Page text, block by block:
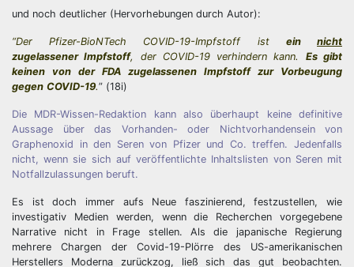
und noch deutlicher (Hervorhebungen durch Autor):
“Der Pfizer-BioNTech COVID-19-Impfstoff ist einnicht
zugelassener Impfstoff, der COVID-19 verhindern kann. Es gibt
keinen von der FDA zugelassenen Impfstoff zur Vorbeugung
gegen COVID-19.” (18i)
Die MDR-Wissen-Redaktion kann also überhaupt keine definitive
Aussage über das Vorhanden- oder Nichtvorhandensein von
Graphenoxid in den Seren von Pfizer und Co. treffen. Jedenfalls
nicht, wenn sie sich auf veröffentlichte Inhaltslisten von Seren mit
Notfallzulassungen beruft.
Es ist doch immer aufs Neue faszinierend, festzustellen, wie
investigativ Medien werden, wenn die Recherchen vorgegebene
Narrative nicht in Frage stellen. Als die japanische Regierung
mehrere Chargen der Covid-19-Plörre des US-amerikanischen
Herstellers Moderna zurückzog, ließ sich das gut beobachten.